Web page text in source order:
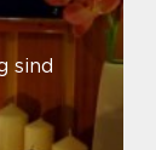
og sind